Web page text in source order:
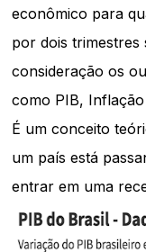
econômico para
por dois trimestres
consideração os
como PIB,
É um conceito
um país está
entrar em uma